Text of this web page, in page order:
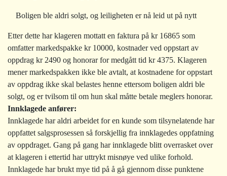
Boligen ble aldri solgt, og leiligheten er nå leid ut på nytt
Etter dette har klageren mottatt en faktura på kr 16865 som
omfatter markedspakke kr 10000, kostnader ved oppstart av
oppdrag kr 2490 og honorar for medgått tid kr 4375. Klageren
mener markedspakken ikke ble avtalt, at kostnadene for oppstart
av oppdrag ikke skal belastes henne ettersom boligen aldri ble
solgt, og er tvilsom til om hun skal måtte betale meglers honorar.
Innklagede anfører:
Innklagede har aldri arbeidet for en kunde som tilsynelatende har
oppfattet salgsprosessen så forskjellig fra innklagedes oppfatning
av oppdraget. Gang på gang har innklagede blitt overrasket over
at klageren i ettertid har uttrykt misnøye ved ulike forhold.
Innklagede har brukt mye tid på å gå gjennom disse punktene